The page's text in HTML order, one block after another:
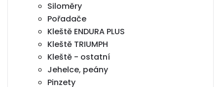
Siloměry
Pořadače
Kleště ENDURA PLUS
Kleště TRIUMPH
Kleště - ostatní
Jehelce, peány
Pinzety